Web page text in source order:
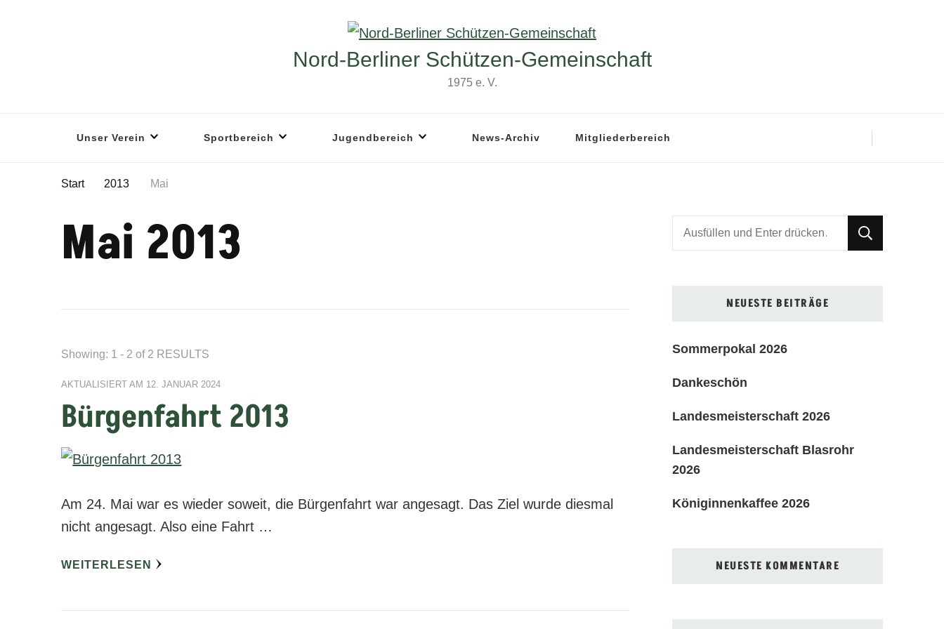
Nord-Berliner Schützen-Gemeinschaft
1975 e. V.
Unser Verein Sportbereich Jugendbereich News-Archiv Mitgliederbereich
Start 2013 Mai
Mai 2013
Showing: 1 - 2 of 2 RESULTS
AKTUALISIERT AM 12. JANUAR 2024
Bürgenfahrt 2013
Am 24. Mai war es wieder soweit, die Bürgenfahrt war angesagt. Das Ziel wurde diesmal
nicht angesagt. Also eine Fahrt …
WEITERLESEN
Suchst
du
NEUESTE BEITRÄGE
Sommerpokal 2026
Dankeschön
Landesmeisterschaft 2026
Landesmeisterschaft Blasrohr
2026
Königinnenkaffee 2026
NEUESTE KOMMENTARE